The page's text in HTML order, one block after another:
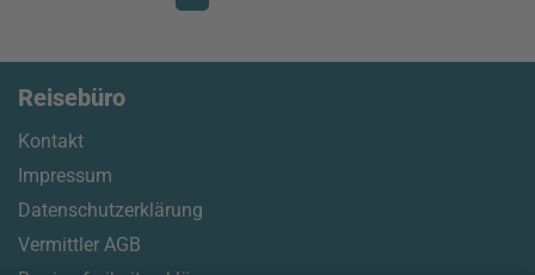
Reisebüro
Kontakt
Impressum
Datenschutzerklärung
Vermittler AGB